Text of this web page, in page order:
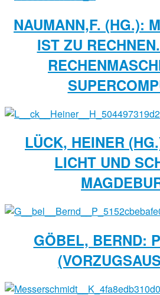
NAUMANN,F. (HG.):
IST ZU
LÜCK, HEINER
LICHT UND
GÖBEL, BERND: